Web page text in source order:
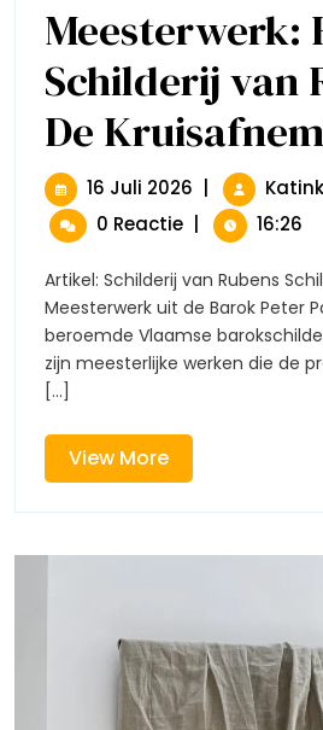
Meesterwerk:
Schilderij van
De
16 Juli 2026 16
Juli
2026
0 Reactie
16:26
Artikel: Schilderij van Rubens Schilderij van Rubens:
Meesterwerk uit de Barok Peter
beroemde Vlaamse
zijn meesterlijke werken die de
[...]
View MoreView
More